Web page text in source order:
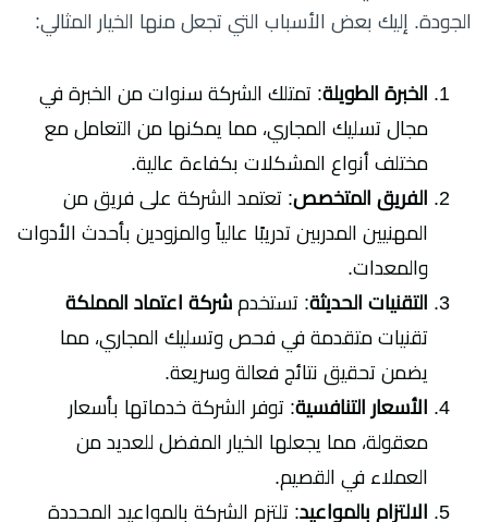
الجودة. إليك بعض الأسباب التي تجعل منها الخيار المثالي:
الخبرة الطويلة: تمتلك الشركة سنوات من الخبرة في
مجال تسليك المجاري، مما يمكنها من التعامل مع
مختلف أنواع المشكلات بكفاءة عالية.
الفريق المتخصص: تعتمد الشركة على فريق من
المهنيين المدربين تدريبًا عالياً والمزودين بأحدث الأدوات
والمعدات.
التقنيات الحديثة: تستخدم شركة اعتماد المملكة
تقنيات متقدمة في فحص وتسليك المجاري، مما
يضمن تحقيق نتائج فعالة وسريعة.
الأسعار التنافسية: توفر الشركة خدماتها بأسعار
معقولة، مما يجعلها الخيار المفضل للعديد من
العملاء في القصيم.
الالتزام بالمواعيد: تلتزم الشركة بالمواعيد المحددة